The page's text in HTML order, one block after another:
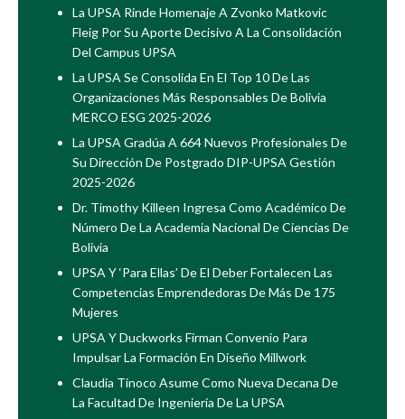
La UPSA Rinde Homenaje A Zvonko Matkovic
Fleig Por Su Aporte Decisivo A La Consolidación
Del Campus UPSA
La UPSA Se Consolida En El Top 10 De Las
Organizaciones Más Responsables De Bolivia
MERCO ESG 2025-2026
La UPSA Gradúa A 664 Nuevos Profesionales De
Su Dirección De Postgrado DIP-UPSA Gestión
2025-2026
Dr. Timothy Killeen Ingresa Como Académico De
Número De La Academia Nacional De Ciencias De
Bolivia
UPSA Y ‘Para Ellas’ De El Deber Fortalecen Las
Competencias Emprendedoras De Más De 175
Mujeres
UPSA Y Duckworks Firman Convenio Para
Impulsar La Formación En Diseño Millwork
Claudia Tinoco Asume Como Nueva Decana De
La Facultad De Ingeniería De La UPSA